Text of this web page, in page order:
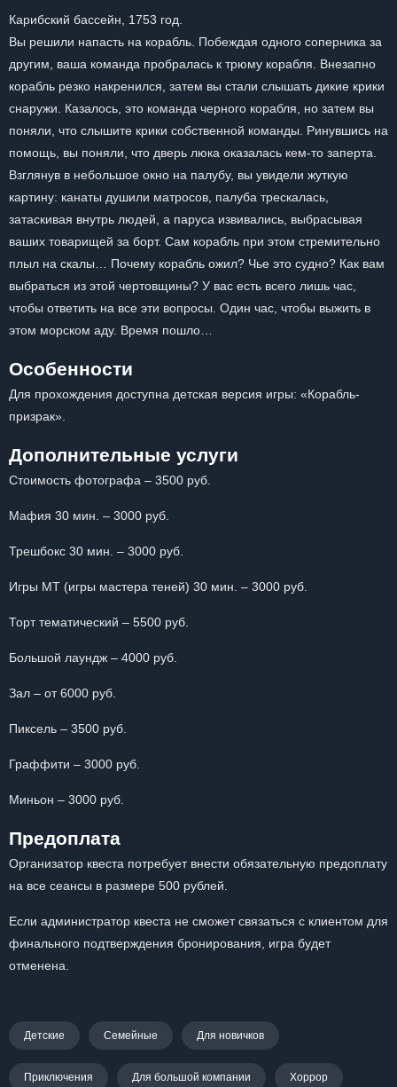
Карибский бассейн, 1753 год.
Вы решили напасть на корабль. Побеждая одного соперника за
другим, ваша команда пробралась к трюму корабля. Внезапно
корабль резко накренился, затем вы стали слышать дикие крики
снаружи. Казалось, это команда черного корабля, но затем вы
поняли, что слышите крики собственной команды. Ринувшись на
помощь, вы поняли, что дверь люка оказалась кем-то заперта.
Взглянув в небольшое окно на палубу, вы увидели жуткую
картину: канаты душили матросов, палуба трескалась,
затаскивая внутрь людей, а паруса извивались, выбрасывая
ваших товарищей за борт. Сам корабль при этом стремительно
плыл на скалы… Почему корабль ожил? Чье это судно? Как вам
выбраться из этой чертовщины? У вас есть всего лишь час,
чтобы ответить на все эти вопросы. Один час, чтобы выжить в
этом морском аду. Время пошло…
Особенности
Для прохождения доступна детская версия игры: «Корабль-
призрак».
Дополнительные услуги
Стоимость фотографа – 3500 руб.
Мафия 30 мин. – 3000 руб.
Трешбокс 30 мин. – 3000 руб.
Игры МТ (игры мастера теней) 30 мин. – 3000 руб.
Торт тематический – 5500 руб.
Большой лаундж – 4000 руб.
Зал – от 6000 руб.
Пиксель – 3500 руб.
Граффити – 3000 руб.
Миньон – 3000 руб.
Предоплата
Организатор квеста потребует внести обязательную предоплату
на все сеансы в размере 500 рублей.
Если администратор квеста не сможет связаться с клиентом для
финального подтверждения бронирования, игра будет
отменена.
Детские Семейные Для новичков
Приключения Для большой компании Хоррор